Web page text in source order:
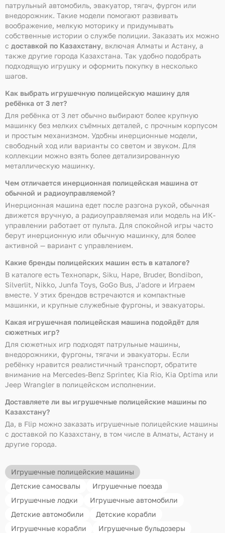
патрульный автомобиль, эвакуатор, тягач, фургон или
внедорожник. Такие модели помогают развивать
воображение, мелкую моторику и придумывать
собственные истории о службе полиции. Заказать их можно
с доставкой по Казахстану, включая Алматы и Астану, а
также другие города Казахстана. Так удобно подобрать
подходящую игрушку и оформить покупку в несколько
шагов.
Как выбрать игрушечную полицейскую машину для
ребёнка от 3 лет?
Для ребёнка от 3 лет обычно выбирают более крупную
машинку без мелких съёмных деталей, с прочным корпусом
и простым механизмом. Удобны инерционные модели,
свободный ход или варианты со светом и звуком. Для
коллекции можно взять более детализированную
металлическую машинку.
Чем отличается инерционная полицейская машина от
обычной и радиоуправляемой?
Инерционная машина едет после разгона рукой, обычная
движется вручную, а радиоуправляемая или модель на ИК-
управлении работает от пульта. Для спокойной игры часто
берут инерционную или обычную машинку, для более
активной — вариант с управлением.
Какие бренды полицейских машин есть в каталоге?
В каталоге есть Технопарк, Siku, Hape, Bruder, Bondibon,
Silverlit, Nikko, Junfa Toys, GoGo Bus, J'adore и Играем
вместе. У этих брендов встречаются и компактные
машинки, и крупные служебные фургоны, и эвакуаторы.
Какая игрушечная полицейская машина подойдёт для
сюжетных игр?
Для сюжетных игр подходят патрульные машины,
внедорожники, фургоны, тягачи и эвакуаторы. Если
ребёнку нравится реалистичный транспорт, обратите
внимание на Mercedes-Benz Sprinter, Kia Rio, Kia Optima или
Jeep Wrangler в полицейском исполнении.
Доставляете ли вы игрушечные полицейские машины по
Казахстану?
Да, в Flip можно заказать игрушечные полицейские машины
с доставкой по Казахстану, в том числе в Алматы, Астану и
другие города.
Игрушечные полицейские машины
Детские самосвалы
Игрушечные поезда
Игрушечные лодки
Игрушечные автомобили
Детские автомобили
Детские корабли
Игрушечные корабли
Игрушечные бульдозеры